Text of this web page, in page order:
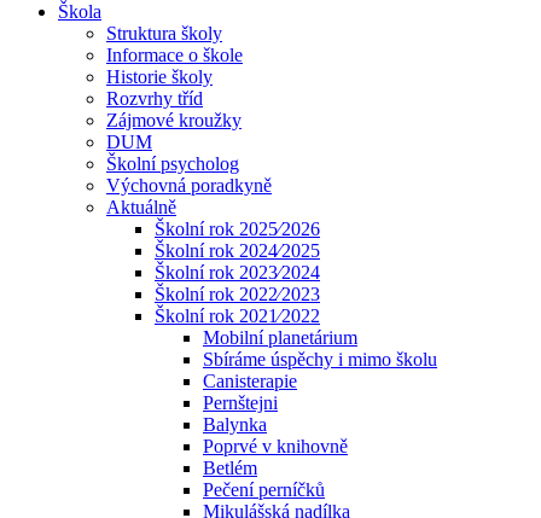
Škola
Struktura školy
Informace o škole
Historie školy
Rozvrhy tříd
Zájmové kroužky
DUM
Školní psycholog
Výchovná poradkyně
Aktuálně
Školní rok 2025⁄2026
Školní rok 2024⁄2025
Školní rok 2023⁄2024
Školní rok 2022⁄2023
Školní rok 2021⁄2022
Mobilní planetárium
Sbíráme úspěchy i mimo školu
Canisterapie
Pernštejni
Balynka
Poprvé v knihovně
Betlém
Pečení perníčků
Mikulášská nadílka